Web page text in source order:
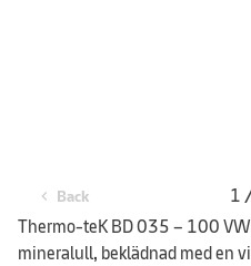
chevron_left Back 1
Thermo-teK BD 035 – 100
mineralull, beklädnad med en